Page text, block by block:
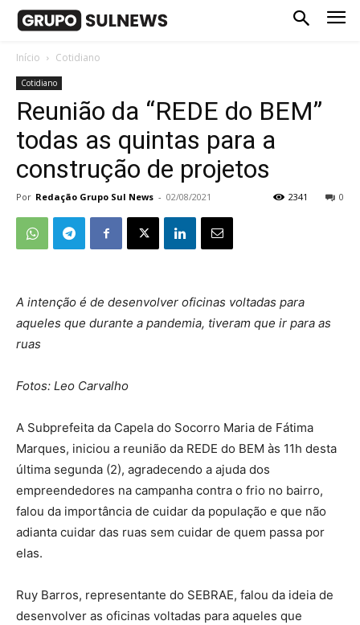
Início Cotidiano
Cotidiano
Reunião da “REDE do BEM”
todas as quintas para a
construção de projetos
Por Redação Grupo Sul News - 02/08/2021 0
2341
A intenção é de desenvolver oficinas voltadas para
aqueles que durante a pandemia, tiveram que ir para as
ruas
Fotos: Leo Carvalho
A Subprefeita da Capela do Socorro Maria de Fátima
Marques, iniciou a reunião da REDE do BEM às 11h desta
última segunda (2), agradecendo a ajuda dos
empreendedores na campanha contra o frio no bairro,
falou da importância de cuidar da população e que não
adianta cuidar das ruas sem cuidar de quem passa por
elas.
Ruy Barros, representante do SEBRAE, falou da ideia de
desenvolver as oficinas voltadas para aqueles que